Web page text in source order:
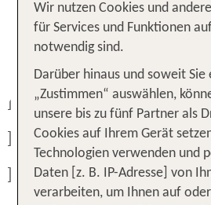
Unsere TOP
Woche
Bodensee
Previous
Previous
Previous
Wir nutzen Cookies und
für Services und Funktionen
notwendig sind.
Darüber hinaus und soweit Sie
„Zustimmen“ auswählen,
unsere bis zu fünf Partner als
Cookies auf Ihrem Gerät
Technologien verwenden und
Daten [z. B. IP-Adresse] von
verarbeiten, um Ihnen auf